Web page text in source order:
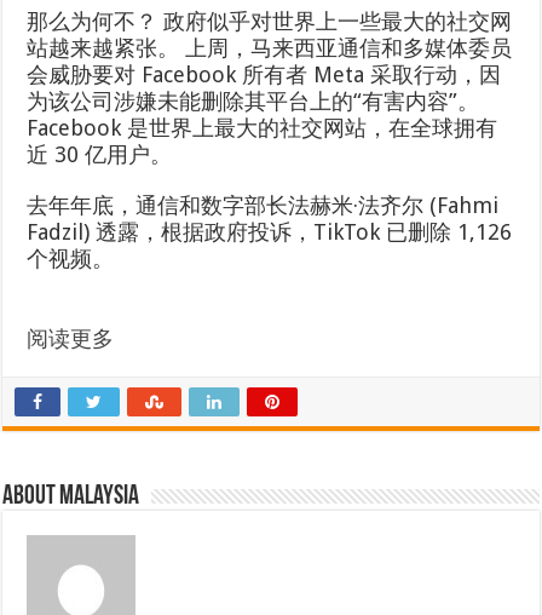
那么为何不？ 政府似乎对世界上一些最大的社交网
站越来越紧张。 上周，马来西亚通信和多媒体委员
会威胁要对 Facebook 所有者 Meta 采取行动，因
为该公司涉嫌未能删除其平台上的“有害内容”。
Facebook 是世界上最大的社交网站，在全球拥有
近 30 亿用户。
去年年底，通信和数字部长法赫米·法齐尔 (Fahmi
Fadzil) 透露，根据政府投诉，TikTok 已删除 1,126
个视频。
阅读更多
About Malaysia